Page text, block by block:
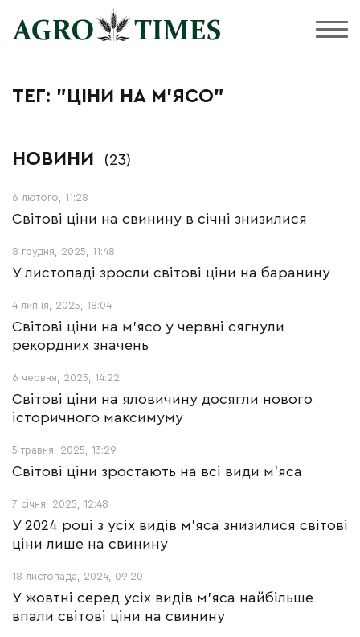
ТЕГ: "ЦІНИ НА М’ЯСО"
НОВИНИ (23)
6 лютого, 11:28
Світові ціни на свинину в січні знизилися
8 грудня, 2025, 11:48
У листопаді зросли світові ціни на баранину
4 липня, 2025, 18:04
Світові ціни на м'ясо у червні сягнули
рекордних значень
6 червня, 2025, 14:22
Світові ціни на яловичину досягли нового
історичного максимуму
5 травня, 2025, 13:29
Світові ціни зростають на всі види м'яса
7 січня, 2025, 12:48
У 2024 році з усіх видів м'яса знизилися світові
ціни лише на свинину
18 листопада, 2024, 09:20
У жовтні серед усіх видів м’яса найбільше
впали світові ціни на свинину